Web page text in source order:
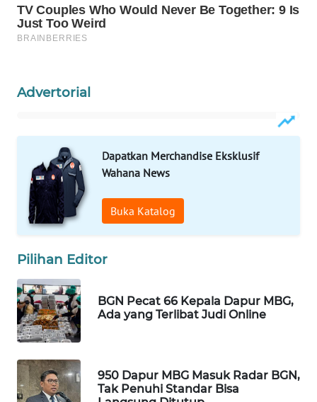
Advertorial
Dapatkan Merchandise Eksklusif
Wahana News
Buka Katalog
Pilihan Editor
BGN Pecat 66 Kepala Dapur MBG,
Ada yang Terlibat Judi Online
950 Dapur MBG Masuk Radar BGN,
Tak Penuhi Standar Bisa
WAHANA
UMKM
SELEB
WAHANA
PERSONA
WAHANA
OTOMOTIF
HEALTH
WAHANA
DESA
WISATA
LAPAK
WAHANA